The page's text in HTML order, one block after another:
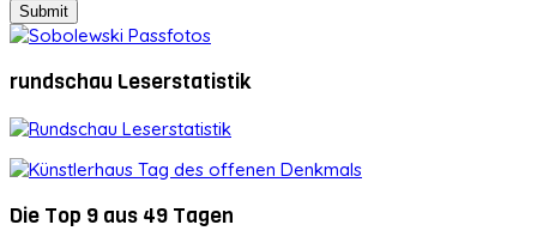
rundschau Leserstatistik
Die Top 9 aus 49 Tagen